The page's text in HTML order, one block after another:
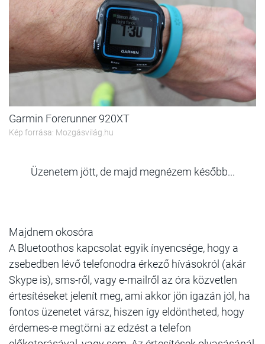
Garmin Forerunner 920XT
Kép forrása: Mozgásvilág.hu
Üzenetem jött, de majd megnézem később...
Majdnem okosóra
A Bluetoothos kapcsolat egyik ínyencsége, hogy a
zsebedben lévő telefonodra érkező hívásokról (akár
Skype is), sms-ről, vagy e-mailről az óra közvetlen
értesítéseket jelenít meg, ami akkor jön igazán jól, ha
fontos üzenetet vársz, hiszen így eldöntheted, hogy
érdemes-e megtörni az edzést a telefon